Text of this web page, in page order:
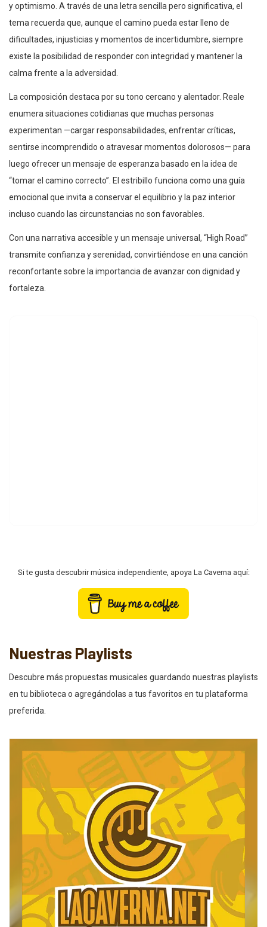
y optimismo. A través de una letra sencilla pero significativa, el
tema recuerda que, aunque el camino pueda estar lleno de
dificultades, injusticias y momentos de incertidumbre, siempre
existe la posibilidad de responder con integridad y mantener la
calma frente a la adversidad.
La composición destaca por su tono cercano y alentador. Reale
enumera situaciones cotidianas que muchas personas
experimentan —cargar responsabilidades, enfrentar críticas,
sentirse incomprendido o atravesar momentos dolorosos— para
luego ofrecer un mensaje de esperanza basado en la idea de
“tomar el camino correcto”. El estribillo funciona como una guía
emocional que invita a conservar el equilibrio y la paz interior
incluso cuando las circunstancias no son favorables.
Con una narrativa accesible y un mensaje universal, “High Road”
transmite confianza y serenidad, convirtiéndose en una canción
reconfortante sobre la importancia de avanzar con dignidad y
fortaleza.
Si te gusta descubrir música independiente, apoya La Caverna aquí:
Nuestras Playlists
Descubre más propuestas musicales guardando nuestras playlists
en tu biblioteca o agregándolas a tus favoritos en tu plataforma
preferida.